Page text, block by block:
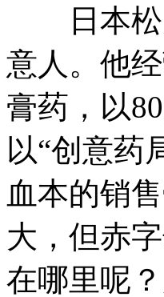
日本松
意人。他
膏药，以
以“创意药
血本的销
大，但赤
在哪里呢